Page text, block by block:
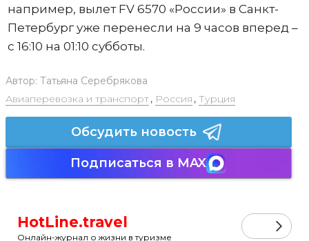
например, вылет FV 6570 «России» в Санкт-
Петербург уже перенесли на 9 часов вперед –
с 16:10 на 01:10 субботы.
Автор: Татьяна Серебрякова
Авиаперевозка и транспорт, Россия , Турция
Обсудить новость
Подписаться в MAX
HotLine.travel
Онлайн-журнал о жизни в туризме